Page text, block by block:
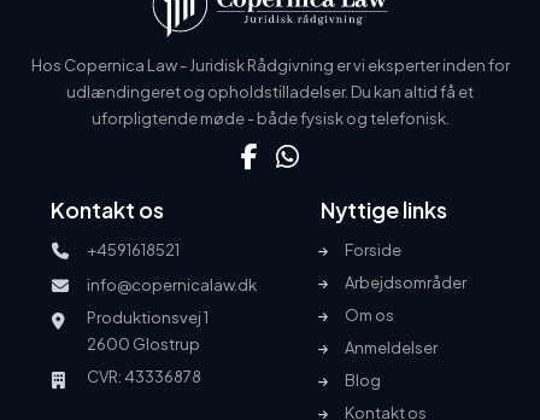
Hos Copernica Law - Juridisk Rådgivning er vi eksperter inden for
udlændingeret og opholdstilladelser. Du kan altid få et
uforpligtende møde - både fysisk og telefonisk.
Nyttige links
Forside
Arbejdsområder
Om os
Anmeldelser
Blog
Kontakt os
Kontakt os
+4591618521
info@copernicalaw.dk
Produktionsvej 1
2600 Glostrup
CVR: 43336878